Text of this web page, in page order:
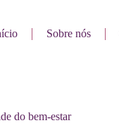
Sobre nós
do bem-estar